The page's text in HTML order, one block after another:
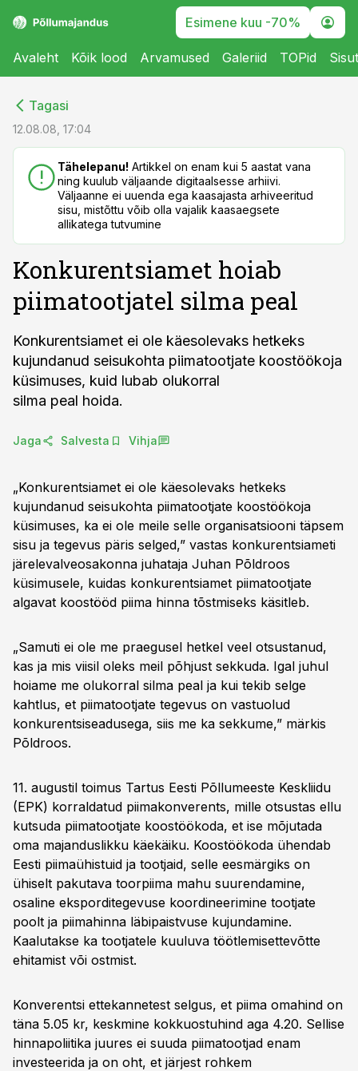
Esimene kuu -70%
Avaleht Kõik lood Arvamused Galeriid TOPid
Tagasi
12.08.08, 17:04
Tähelepanu! Artikkel on enam kui 5 aastat vana
ning kuulub väljaande digitaalsesse arhiivi.
Väljaanne ei uuenda ega kaasajasta arhiveeritud
sisu, mistõttu võib olla vajalik kaasaegsete
allikatega tutvumine
Konkurentsiamet hoiab
piimatootjatel silma peal
Konkurentsiamet ei ole käesolevaks hetkeks
kujundanud seisukohta piimatootjate koostöökoja
küsimuses, kuid lubab olukorral
silma peal hoida.
Jaga Salvesta Vihja
„Konkurentsiamet ei ole käesolevaks hetkeks
kujundanud seisukohta piimatootjate koostöökoja
küsimuses, ka ei ole meile selle organisatsiooni täpsem
sisu ja tegevus päris selged,” vastas konkurentsiameti
järelevalveosakonna juhataja Juhan Põldroos
küsimusele, kuidas konkurentsiamet piimatootjate
algavat koostööd piima hinna tõstmiseks käsitleb.
„Samuti ei ole me praegusel hetkel veel otsustanud,
kas ja mis viisil oleks meil põhjust sekkuda. Igal juhul
hoiame me olukorral silma peal ja kui tekib selge
kahtlus, et piimatootjate tegevus on vastuolud
konkurentsiseadusega, siis me ka sekkume,” märkis
Põldroos.
11. augustil toimus Tartus Eesti Põllumeeste Keskliidu
(EPK) korraldatud piimakonverents, mille otsustas ellu
kutsuda piimatootjate koostöökoda, et ise mõjutada
oma majanduslikku käekäiku. Koostöökoda ühendab
Eesti piimaühistuid ja tootjaid, selle eesmärgiks on
ühiselt pakutava toorpiima mahu suurendamine,
osaline eksporditegevuse koordineerimine tootjate
poolt ja piimahinna läbipaistvuse kujundamine.
Kaalutakse ka tootjatele kuuluva töötlemisettevõtte
ehitamist või ostmist.
Konverentsi ettekannetest selgus, et piima omahind on
täna 5.05 kr, keskmine kokkuostuhind aga 4.20. Sellise
hinnapoliitika juures ei suuda piimatootjad enam
investeerida ja on oht, et järjest rohkem